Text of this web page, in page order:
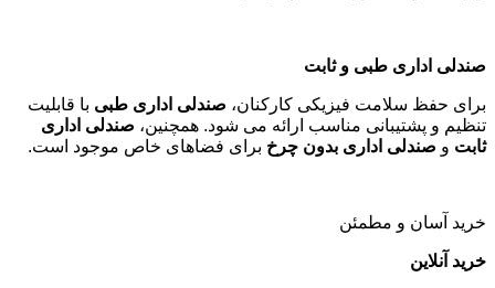
صندلی اداری طبی و ثابت
برای حفظ سلامت فیزیکی کارکنان، صندلی اداری طبی با قابلیت
تنظیم و پشتیبانی مناسب ارائه می شود. همچنین، صندلی اداری
ثابت و صندلی اداری بدون چرخ برای فضاهای خاص موجود است.
خرید آسان و مطمئن
خرید آنلاین